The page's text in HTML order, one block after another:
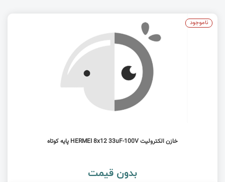
خازن الکترولیت HERMEI 8x12 33uF-100V پایه کوتاه
بدون قیمت
ناموجود